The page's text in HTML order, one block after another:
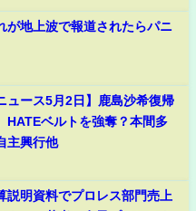
が地上波で報道されたらパニ
ュース5月2日】鹿島沙希復帰
HATEベルトを強奪？本間多
主興行他
説明資料でプロレス部門売上